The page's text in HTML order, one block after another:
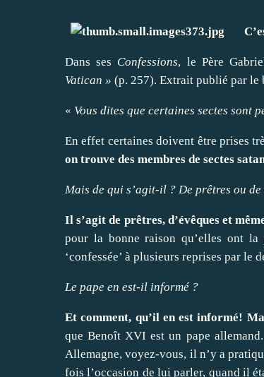
Dans ses Confessions, le Père
Vatican » (p. 257). Extrait publié par le
« Vous dites que certaines sectes sont
En effet certaines doivent être prises
on trouve des membres de sectes
Mais de qui s’agit-il ? De prêtres ou
Il s’agit de prêtres, d’évêques et
pour la bonne raison qu’elles ont
‘confessée’ à plusieurs reprises par
Le pape en est-il informé ?
Et comment, qu’il en est informé!
que Benoît XVI est un pape
Allemagne, voyez-vous, il n’y a
fois l’occasion de lui parler, quand il